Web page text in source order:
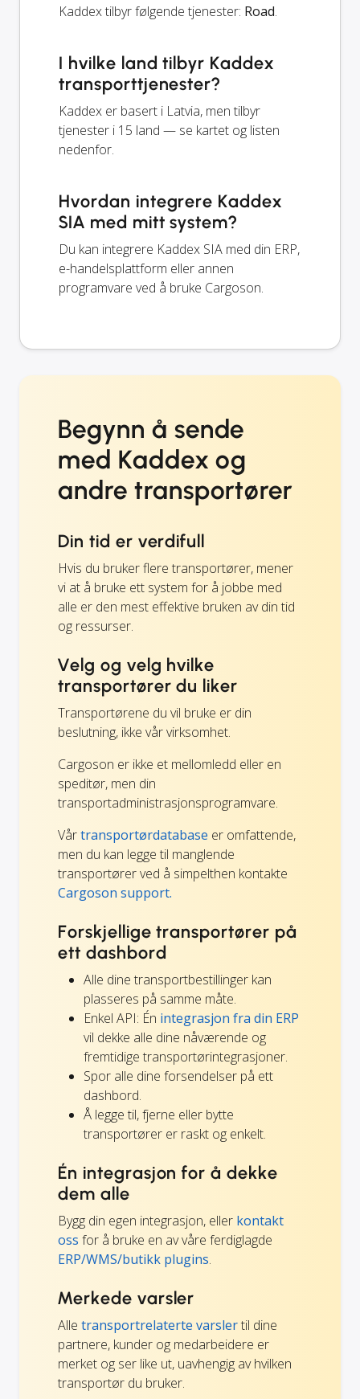
Kaddex tilbyr følgende tjenester: Road.
I hvilke land tilbyr Kaddex
transporttjenester?
Kaddex er basert i Latvia, men tilbyr
tjenester i 15 land — se kartet og listen
nedenfor.
Hvordan integrere Kaddex
SIA med mitt system?
Du kan integrere Kaddex SIA med din ERP,
e-handelsplattform eller annen
programvare ved å bruke Cargoson.
Begynn å sende
med Kaddex og
andre transportører
Din tid er verdifull
Hvis du bruker flere transportører, mener
vi at å bruke ett system for å jobbe med
alle er den mest effektive bruken av din tid
og ressurser.
Velg og velg hvilke
transportører du liker
Transportørene du vil bruke er din
beslutning, ikke vår virksomhet.
Cargoson er ikke et mellomledd eller en
speditør, men din
transportadministrasjonsprogramvare.
Vårtransportørdatabase er omfattende,
men du kan legge til manglende
transportører ved å simpelthen kontakte
Cargoson support.
Forskjellige transportører på
ett dashbord
Alle dine transportbestillinger kan
plasseres på samme måte.
Enkel API: Én integrasjon fra din ERP
vil dekke alle dine nåværende og
fremtidige transportørintegrasjoner.
Spor alle dine forsendelser på ett
dashbord.
Å legge til, fjerne eller bytte
transportører er raskt og enkelt.
Én integrasjon for å dekke
dem alle
Bygg din egen integrasjon, eller kontakt
oss for å bruke en av våre ferdiglagde
ERP/WMS/butikk plugins.
Merkede varsler
Alle transportrelaterte varslertil dine
partnere, kunder og medarbeidere er
merket og ser like ut, uavhengig av hvilken
transportør du bruker.